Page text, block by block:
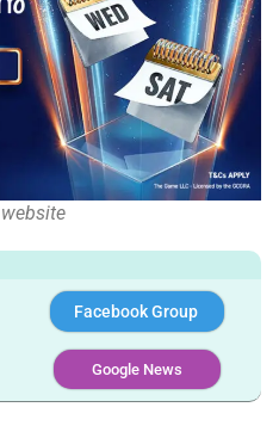
Facebook Group
Google News